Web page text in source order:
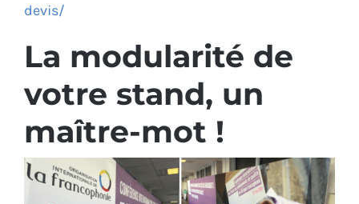
devis/
La modularité de
votre stand, un
maître-mot !